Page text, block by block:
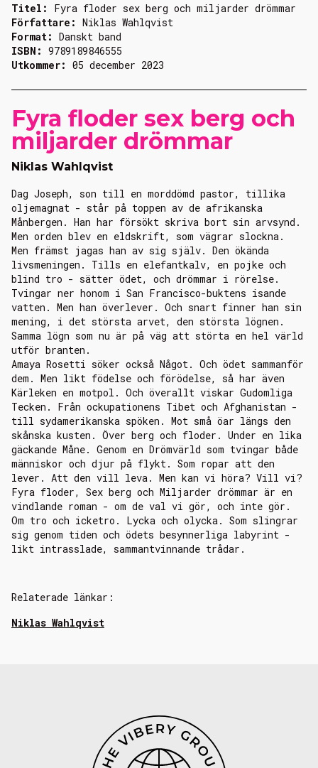
Fyra floder sex berg och
miljarder drömmar
Niklas Wahlqvist
Dag Joseph, son till en morddömd pastor, tillika
oljemagnat - står på toppen av de afrikanska
Månbergen. Han har försökt skriva bort sin arvsynd.
Men orden blev en eldskrift, som vägrar slockna.
Men främst jagas han av sig själv. Den ökända
livsmeningen. Tills en elefantkalv, en pojke och
blind tro - sätter ödet, och drömmar i rörelse.
Tvingar ner honom i San Francisco-buktens isande
vatten. Men han överlever. Och snart finner han sin
mening, i det största arvet, den största lögnen.
Samma lögn som nu är på väg att störta en hel värld
utför branten.
Amaya Rosetti söker också Något. Och ödet sammanför
dem. Men likt födelse och förödelse, så har även
Kärleken en motpol. Och överallt viskar Gudomliga
Tecken. Från ockupationens Tibet och Afghanistan -
till sydamerikanska spöken. Mot små öar längs den
skånska kusten. Över berg och floder. Under en lika
gäckande Måne. Genom en Drömvärld som tvingar både
människor och djur på flykt. Som ropar att den
lever. Att den vill leva. Men kan vi höra? Vill vi?
Fyra floder, Sex berg och Miljarder drömmar är en
vindlande roman - om de val vi gör, och inte gör.
Om tro och icketro. Lycka och olycka. Som slingrar
sig genom tiden och ödets besynnerliga labyrint -
likt intrasslade, sammantvinnande trådar.
Relaterade länkar:
Niklas Wahlqvist
Titel: Fyra floder sex berg och miljarder drömmar
Författare: Niklas Wahlqvist
Format: Danskt band
ISBN: 9789189846555
Utkommer: 05 december 2023